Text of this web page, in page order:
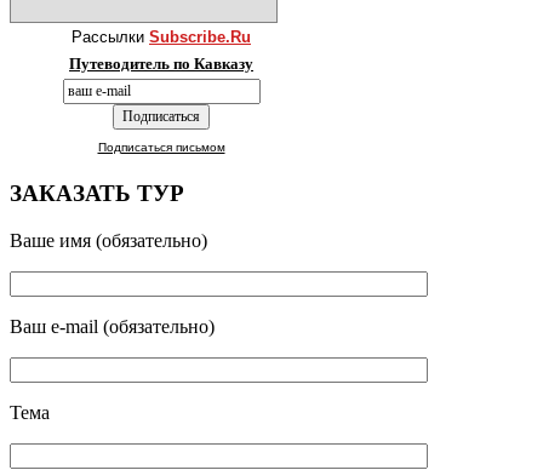
Рассылки Subscribe.Ru
Путеводитель по Кавказу
Подписаться письмом
ЗАКАЗАТЬ ТУР
Ваше имя (обязательно)
Ваш e-mail (обязательно)
Тема